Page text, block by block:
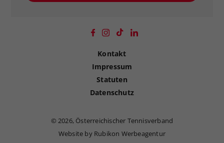
Kontakt
Impressum
Statuten
Datenschutz
©2026, Österreichischer Tennisverband
Website by Rubikon Werbeagentur